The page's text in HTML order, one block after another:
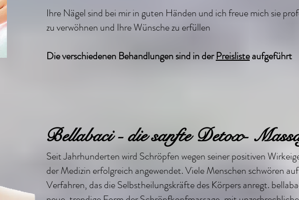
Ihre Nägel sind bei mir in guten Händen und ich freue mich sie
zu verwöhnen und Ihre Wünsche zu erfüllen
Die verschiedenen Behandlungen sind in derPreislisteaufgeführt
Bellabaci - die sanfte Detox-
Seit Jahrhunderten wird Schröpfen wegen seiner positiven
der Medizin erfolgreich angewendet. Viele Menschen schwören
Verfahren, das die Selbstheilungskräfte des Körpers anregt.